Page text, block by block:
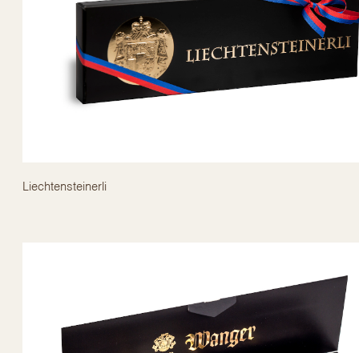
Liechtensteinerli